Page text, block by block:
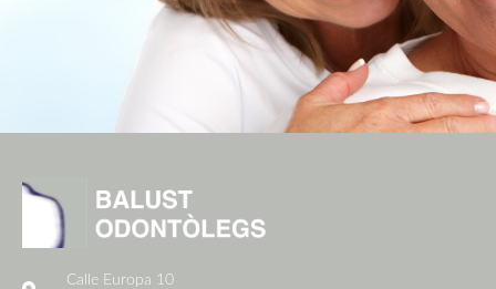
Calle Europa 10